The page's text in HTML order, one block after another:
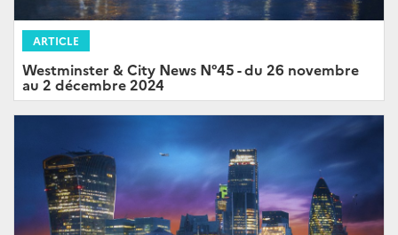
ARTICLE
Westminster & City News N°45 - du 26 novembre
au 2 décembre 2024